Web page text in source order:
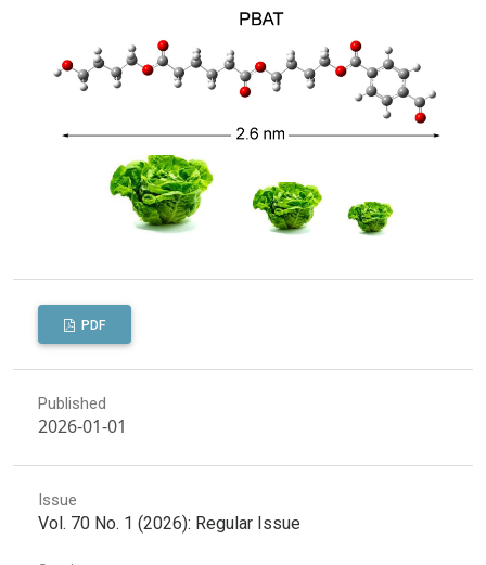
PDF
Published
2026-01-01
Issue
Vol. 70 No. 1 (2026): Regular Issue